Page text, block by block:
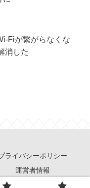
Fiが繋がらなくな
消した
ライバシーポリシー
運営者情報